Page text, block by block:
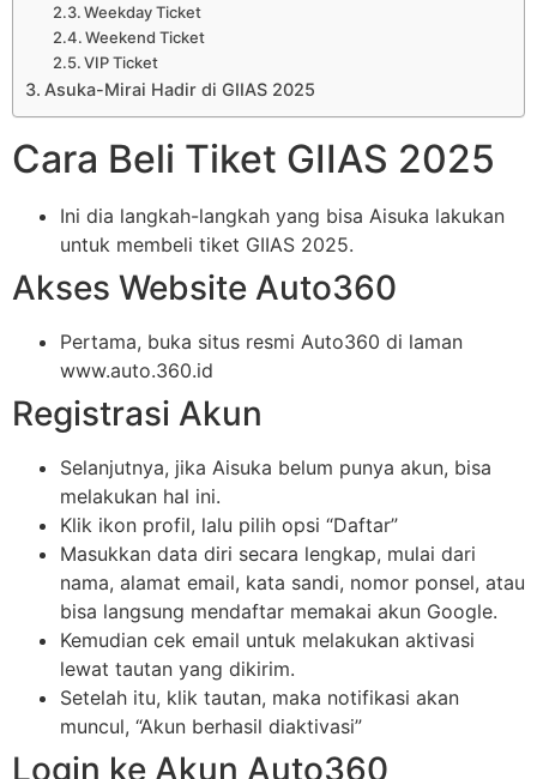
Weekday Ticket
Weekend Ticket
VIP Ticket
Asuka-Mirai Hadir di GIIAS 2025
Cara Beli Tiket GIIAS 2025
Ini dia langkah-langkah yang bisa Aisuka lakukan
untuk membeli tiket GIIAS 2025.
Akses Website Auto360
Pertama, buka situs resmi Auto360 di laman
www.auto.360.id
Registrasi Akun
Selanjutnya, jika Aisuka belum punya akun, bisa
melakukan hal ini.
Klik ikon profil, lalu pilih opsi “Daftar”
Masukkan data diri secara lengkap, mulai dari
nama, alamat email, kata sandi, nomor ponsel, atau
bisa langsung mendaftar memakai akun Google.
Kemudian cek email untuk melakukan aktivasi
lewat tautan yang dikirim.
Setelah itu, klik tautan, maka notifikasi akan
muncul, “Akun berhasil diaktivasi”
Login ke Akun Auto360